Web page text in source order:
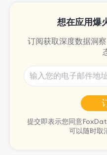
想在应用爆
订阅获取深度数据洞
提交即表示您同意
可以随时取